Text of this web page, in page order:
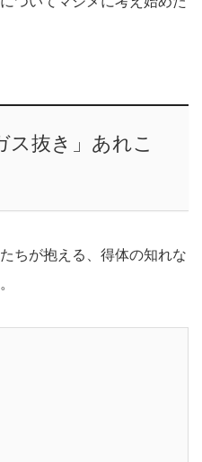
ス抜き」あれこ
ちが抱える、得体の知れな